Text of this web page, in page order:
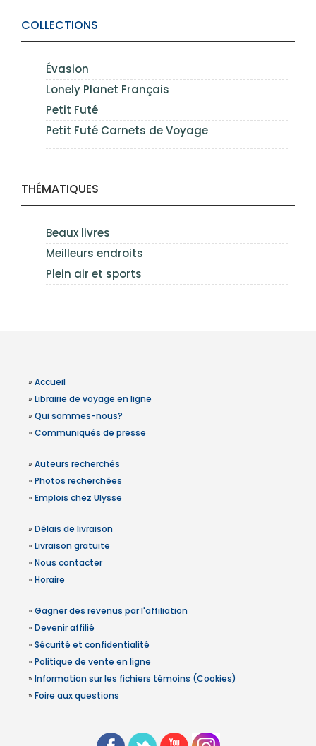
COLLECTIONS
Évasion
Lonely Planet Français
Petit Futé
Petit Futé Carnets de Voyage
THÉMATIQUES
Beaux livres
Meilleurs endroits
Plein air et sports
» Accueil
» Librairie de voyage en ligne
» Qui sommes-nous?
» Communiqués de presse
» Auteurs recherchés
» Photos recherchées
» Emplois chez Ulysse
» Délais de livraison
» Livraison gratuite
» Nous contacter
» Horaire
» Gagner des revenus par l'affiliation
» Devenir affilié
» Sécurité et confidentialité
» Politique de vente en ligne
» Information sur les fichiers témoins (Cookies)
» Foire aux questions